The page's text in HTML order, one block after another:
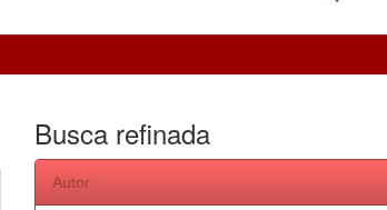
Busca refinada
Autor